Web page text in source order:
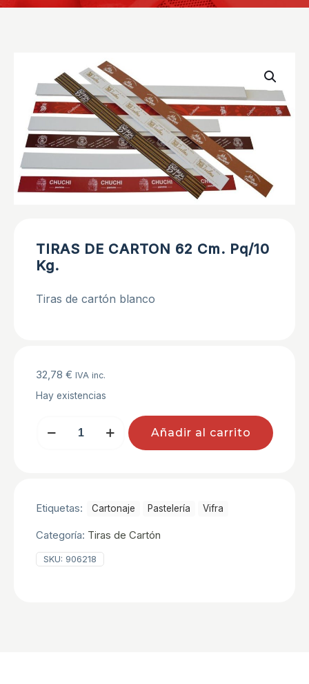
TIRAS DE CARTON 62 Cm. Pq/10
Kg.
Tiras de cartón blanco
32,78 € IVA inc.
Hay existencias
DE
cantidad
Añadir al carrito
Etiquetas: Cartonaje Pastelerí­a Vifra
Categoría: Tiras de Cartón
SKU: 906218